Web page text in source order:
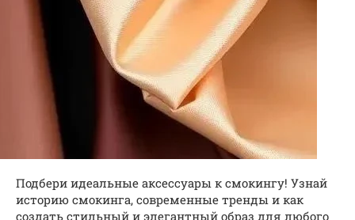
Подбери идеальные аксессуары к смокингу! Узнай
историю смокинга, современные тренды и как
создать стильный и элегантный образ для любого